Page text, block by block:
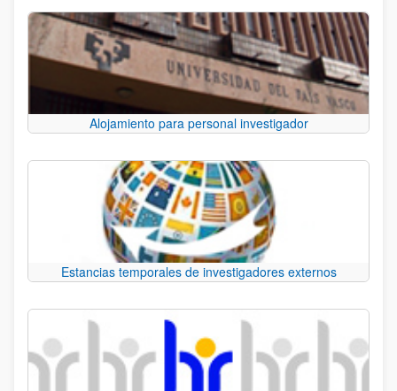
Alojamiento para personal investigador
Estancias temporales de investigadores externos